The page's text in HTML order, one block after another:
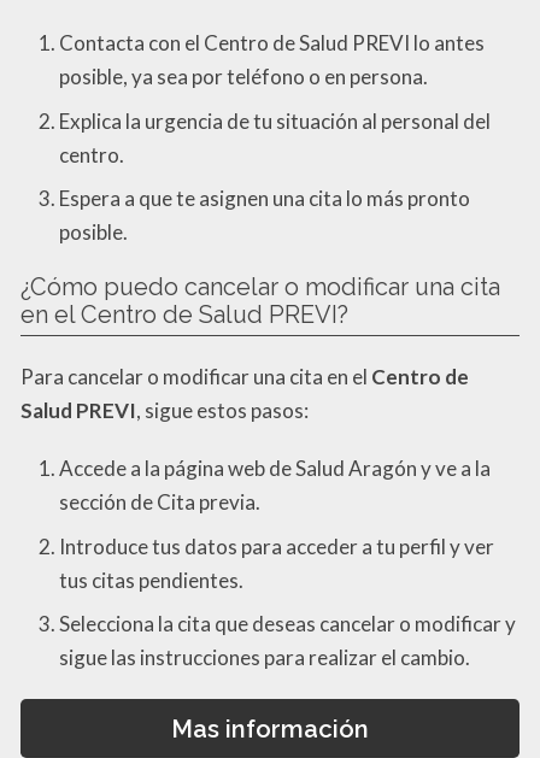
Contacta con el Centro de Salud PREVI lo antes
posible, ya sea por teléfono o en persona.
Explica la urgencia de tu situación al personal del
centro.
Espera a que te asignen una cita lo más pronto
posible.
¿Cómo puedo cancelar o modificar una cita
en el Centro de Salud PREVI?
Para cancelar o modificar una cita en el Centro de
Salud PREVI, sigue estos pasos:
Accede a la página web de Salud Aragón y ve a la
sección de Cita previa.
Introduce tus datos para acceder a tu perfil y ver
tus citas pendientes.
Selecciona la cita que deseas cancelar o modificar y
sigue las instrucciones para realizar el cambio.
Mas información